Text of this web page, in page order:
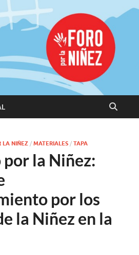
Promoviendo
Derechos,
Construimos
Igualdad
LA NIÑEZ / MATERIALES / TAPA
la Niñez:
por los
la Niñez en la